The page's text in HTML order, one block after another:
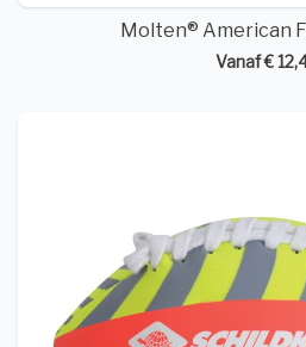
Molten® American
Vanaf €